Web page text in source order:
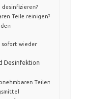
desinfizieren?
Teile reinigen?
sofort wieder
Desinfektion
Teilen